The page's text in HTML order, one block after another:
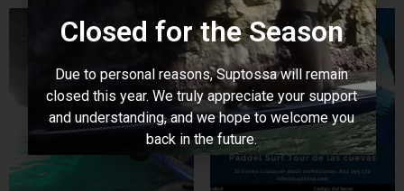
Closed for the Season
Due to personal reasons, Suptossa will remain
closed this year. We truly appreciate your support
and understanding, and we hope to welcome you
back in the future.
Thank you for being there!